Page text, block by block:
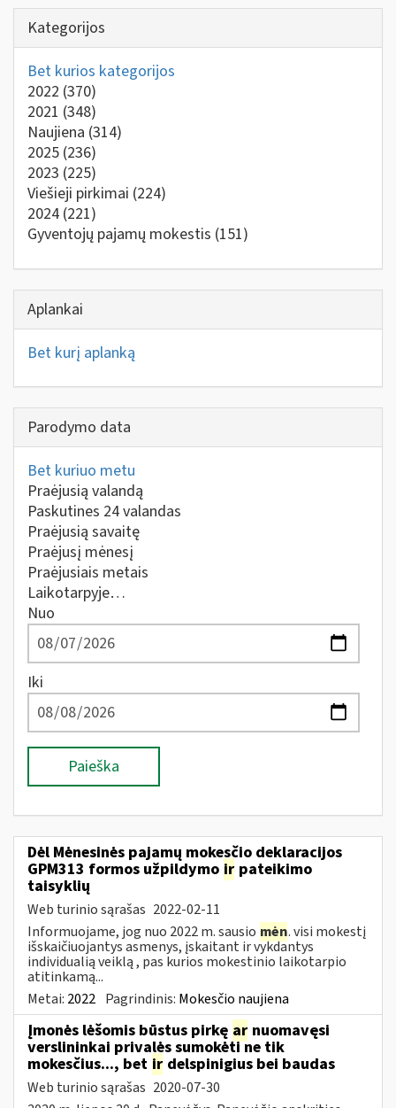
Kategorijos
Bet kurios kategorijos
2022 (370)
2021 (348)
Naujiena (314)
2025 (236)
2023 (225)
Viešieji pirkimai (224)
2024 (221)
Gyventojų pajamų mokestis (151)
Aplankai
Bet kurį aplanką
Parodymo data
Bet kuriuo metu
Praėjusią valandą
Paskutines 24 valandas
Praėjusią savaitę
Praėjusį mėnesį
Praėjusiais metais
Laikotarpyje…
Nuo
Iki
Paieška
Dėl Mėnesinės pajamų mokesčio deklaracijos
GPM313 formos užpildymo ir pateikimo
taisyklių
Web turinio sąrašas 2022-02-11
Informuojame, jog nuo 2022 m. sausio mėn. visi mokestį
išskaičiuojantys asmenys, įskaitant ir vykdantys
individualią veiklą , pas kurios mokestinio laikotarpio
atitinkamą...
Metai: 2022 Pagrindinis: Mokesčio naujiena
Įmonės lėšomis būstus pirkę ar nuomavęsi
verslininkai privalės sumokėti ne tik
mokesčius..., bet ir delspinigius bei baudas
Web turinio sąrašas 2020-07-30